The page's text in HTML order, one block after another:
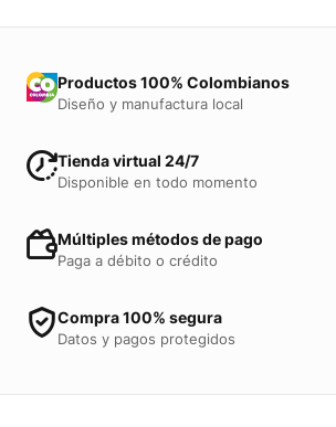
Productos 100% Colombianos
Diseño y manufactura local
Tienda virtual 24/7
Disponible en todo momento
Múltiples métodos de pago
Paga a débito o crédito
Compra 100% segura
Datos y pagos protegidos